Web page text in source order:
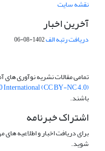
نقشه سایت
آخرین اخبار
دریافت رتبه الف1402-08-06
تمامی مقالات نشریه نوآوری
(CC BY-NC 4.0)
باشند.
اشتراک خبرنامه
برای دریافت اخبار و اطلاعیه
شوید.